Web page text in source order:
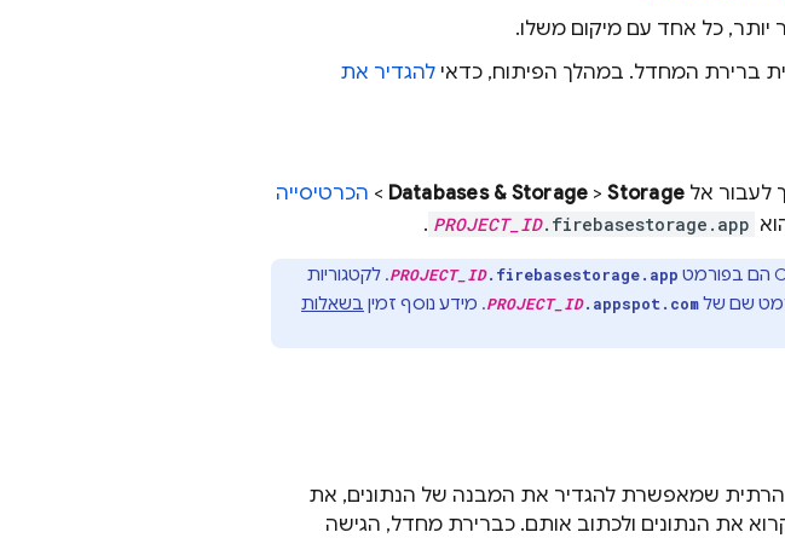
יותר, כל אחד עם מיקום משלו.
ברירת המחדל. במהלך הפיתוח, כדאי להגדיר את
לעבור אל Databases & Storage >Storage
> הכרטיסייה
PROJECT_ID.firebasestorage.app
.
הם בפורמט PROJECT_ID.firebasestorage.app
. לקטגוריות
שם של PROJECT_ID.appspot.com . מידע נוסף זמין בשאלות
שמאפשרת להגדיר את המבנה של הנתונים, את
את הנתונים ולכתוב אותם. כברירת מחדל, הגישה